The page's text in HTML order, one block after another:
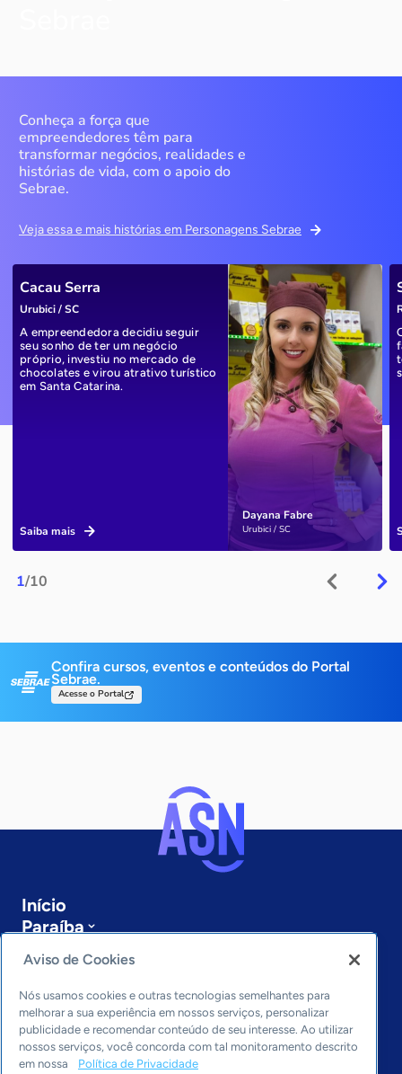
Conheça a força que
empreendedores têm para
transformar negócios, realidades e
histórias de vida, com o apoio do
Sebrae.
Veja essa e mais histórias em Personagens Sebrae
1/10
Dayana Fabre
Urubici / SC
Cacau Serra
Urubici / SC
A empreendedora decidiu seguir
seu sonho de ter um negócio
próprio, investiu no mercado de
chocolates e virou atrativo turístico
em Santa Catarina.
Saiba mais
Confira cursos, eventos e conteúdos do Portal
Sebrae.
Acesse o Portal
Início
Paraíba
Últimas notícias
Entre em contato
Editorias
Economia & Política
Aviso de Cookies
Nós usamos cookies e outras tecnologias semelhantes para
melhorar a sua experiência em nossos serviços, personalizar
publicidade e recomendar conteúdo de seu interesse. Ao utilizar
nossos serviços, você concorda com tal monitoramento descrito
em nossa
Política de Privacidade